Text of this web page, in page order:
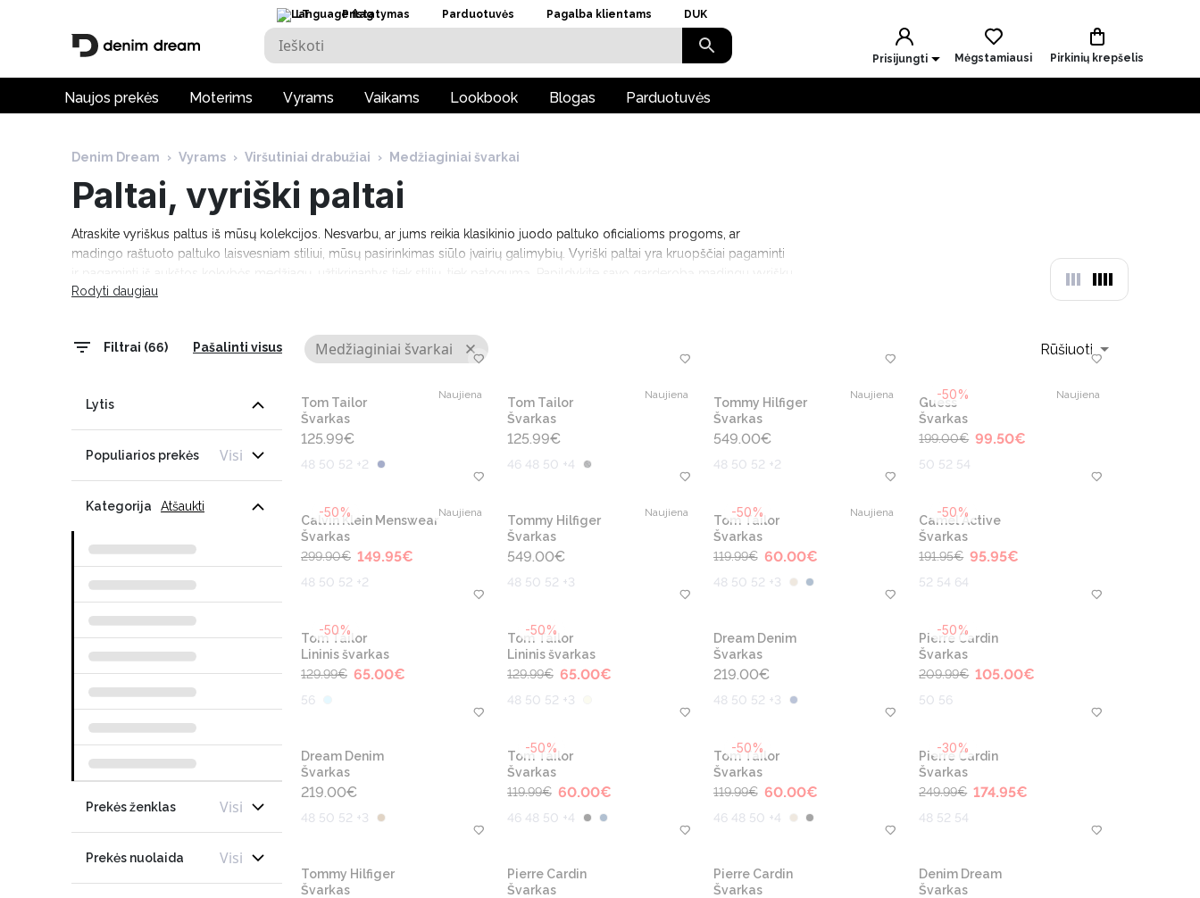
LT Pristatymas Parduotuvės Pagalba klientams DUK
Prisijungti Mėgstamiausi Pirkinių krepšelis
Naujos prekės Moterims Vyrams Vaikams Lookbook Blogas Parduotuvės
Denim Dream › Vyrams › Viršutiniai drabužiai › Medžiaginiai švarkai
Paltai, vyriški paltai
Atraskite vyriškus paltus iš mūsų kolekcijos. Nesvarbu, ar jums reikia klasikinio juodo paltuko oficialioms progoms, ar
madingo raštuoto paltuko laisvesniam stiliui, mūsų pasirinkimas siūlo įvairių galimybių. Vyriški paltai yra kruopščiai pagaminti
paltu, kuris tinka jūsų asmeniniam stilui.
Rodyti daugiau
Filtrai (66) Pašalinti visus
Lytis
Populiarios prekės Visi
Kategorija Atšaukti
Prekės ženklas Visi
Prekės nuolaida Visi
Medžiaginiai švarkai Rūšiuoti
Naujiena
Tom Tailor
Švarkas
125.99€
48 50 52 +2
Naujiena
Tom Tailor
Švarkas
125.99€
46 48 50 +4
Naujiena
Tommy Hilfiger
Švarkas
549.00€
48 50 52 +2
-50% Naujiena
Guess
Švarkas
199.00€ 99.50€
50 52 54
-50% Naujiena
Calvin Klein Menswear
Švarkas
299.90€ 149.95€
48 50 52 +2
Naujiena
Tommy Hilfiger
Švarkas
549.00€
48 50 52 +3
-50% Naujiena
Tom Tailor
Švarkas
119.99€ 60.00€
48 50 52 +3
-50%
Camel Active
Švarkas
191.95€ 95.95€
52 54 64
-50%
Tom Tailor
Lininis švarkas
129.99€ 65.00€
56
-50%
Tom Tailor
Lininis švarkas
129.99€ 65.00€
48 50 52 +3
Dream Denim
Švarkas
219.00€
48 50 52 +3
-50%
Pierre Cardin
Švarkas
209.99€ 105.00€
50 56
Dream Denim
Švarkas
219.00€
48 50 52 +3
-50%
Tom Tailor
Švarkas
119.99€ 60.00€
46 48 50 +4
-50%
Tom Tailor
Švarkas
119.99€ 60.00€
46 48 50 +4
-30%
Pierre Cardin
Švarkas
249.99€ 174.95€
48 52 54
Tommy Hilfiger
Švarkas
Pierre Cardin
Švarkas
Pierre Cardin
Švarkas
Denim Dream
Švarkas